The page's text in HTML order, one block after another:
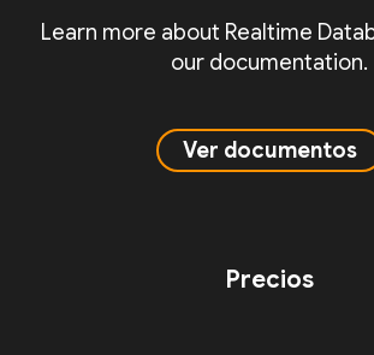
Learn more about Realtime
our documentation.
Ver documentos
Precios